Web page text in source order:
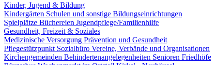
Kinder, Jugend & Bildung
Kindergärten Schulen und sonstige Bildungseinrichtungen
Spielplätze Büchereien Jugendpflege/Familienhilfe
Gesundheit, Freizeit & Soziales
Medizinische Versorgung Prävention und Gesundheit
Pflegestützpunkt Sozialbüro Vereine, Verbände und Organisationen
Kirchengemeinden Behindertenangelegenheiten Senioren Friedhöfe